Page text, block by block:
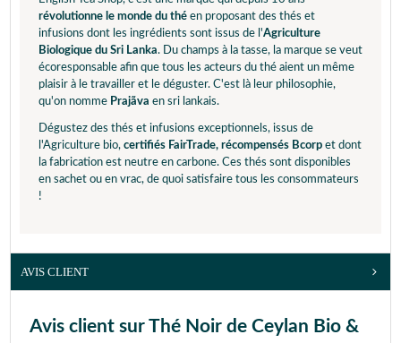
révolutionne le monde du thé en proposant des thés et
infusions dont les ingrédients sont issus de l'Agriculture
Biologique du Sri Lanka. Du champs à la tasse, la marque se veut
écoresponsable afin que tous les acteurs du thé aient un même
plaisir à le travailler et le déguster. C'est là leur philosophie,
qu'on nomme Prajãva en sri lankais.
Dégustez des thés et infusions exceptionnels, issus de
l'Agriculture bio, certifiés FairTrade, récompensés Bcorp et dont
la fabrication est neutre en carbone. Ces thés sont disponibles
en sachet ou en vrac, de quoi satisfaire tous les consommateurs
!
AVIS CLIENT
Avis client sur Thé Noir de Ceylan Bio &